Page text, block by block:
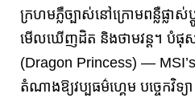
ក្រហមភ្លឺច្បាស់នៅក្រោមពន្លឺផ្លាស់
មើលឃើញដិត និងថាមវន្ត។ បំ
(Dragon Princess) —
តំណាងឱ្យវប្បធម៌ហ្គេម បច្ចេកវិទ្យ